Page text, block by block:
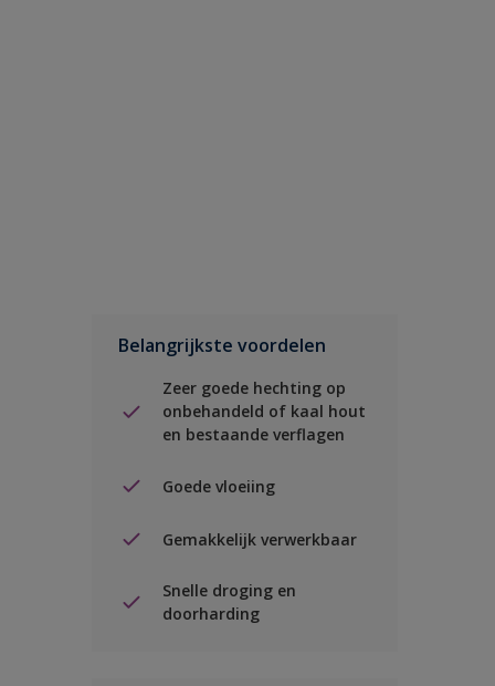
Belangrijkste voordelen
Zeer goede hechting op
onbehandeld of kaal hout
en bestaande verflagen
Goede vloeiing
Gemakkelijk verwerkbaar
Snelle droging en
doorharding